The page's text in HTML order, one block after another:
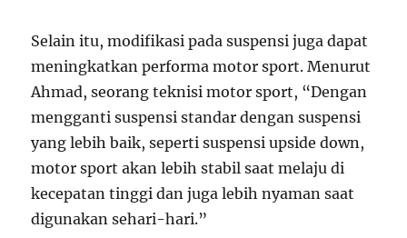
Selain itu, modifikasi pada suspensi juga dapat
meningkatkan performa motor sport. Menurut
Ahmad, seorang teknisi motor sport, “Dengan
mengganti suspensi standar dengan suspensi
yang lebih baik, seperti suspensi upside down,
motor sport akan lebih stabil saat melaju di
kecepatan tinggi dan juga lebih nyaman saat
digunakan sehari-hari.”